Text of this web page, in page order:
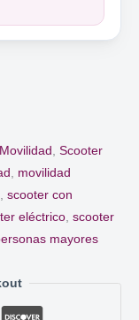
Movilidad Scooter
movilidad
scooter con
eléctrico scooter
mayores